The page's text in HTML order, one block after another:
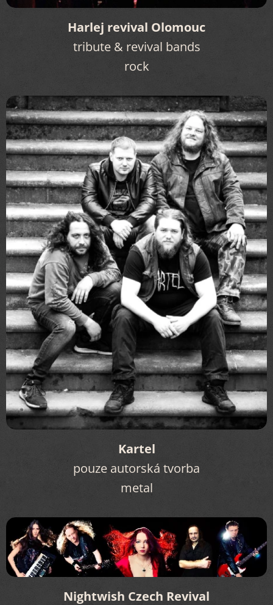
Harlej revival Olomouc
tribute & revival bands
rock
Kartel
pouze autorská tvorba
metal
Nightwish Czech Revival